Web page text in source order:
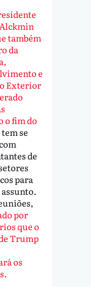
também
da
e
Exterior
o fim do
se
de
para
por
que o
Trump
os